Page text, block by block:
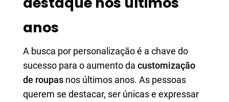
anos
A busca por personalização é a chave do
sucesso para o aumento da customização
de roupas nos últimos anos. As pessoas
querem se destacar, ser únicas e expressar